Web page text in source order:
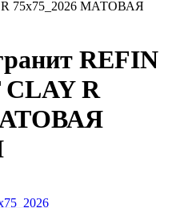
75x75_2026 МАТОВАЯ
REFIN
R